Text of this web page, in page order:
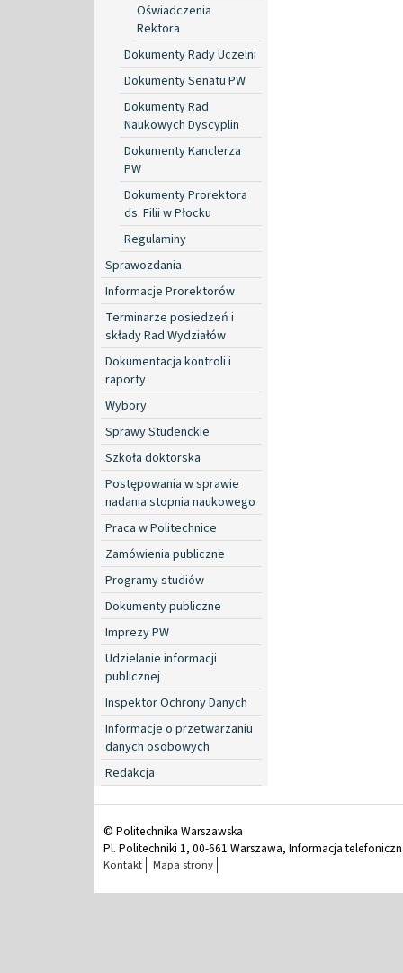
Oświadczenia
Rektora
Dokumenty Rady Uczelni
Dokumenty Senatu PW
Dokumenty Rad
Naukowych Dyscyplin
Dokumenty Kanclerza
PW
Dokumenty Prorektora
ds. Filii w Płocku
Regulaminy
Sprawozdania
Informacje Prorektorów
Terminarze posiedzeń i
składy Rad Wydziałów
Dokumentacja kontroli i
raporty
Wybory
Sprawy Studenckie
Szkoła doktorska
Postępowania w sprawie
nadania stopnia naukowego
Praca w Politechnice
Zamówienia publiczne
Programy studiów
Dokumenty publiczne
Imprezy PW
Udzielanie informacji
publicznej
Inspektor Ochrony Danych
Informacje o przetwarzaniu
danych osobowych
Redakcja
© Politechnika Warszawska
Pl. Politechniki 1, 00-661 Warszawa, Informacja
Kontakt Mapa strony